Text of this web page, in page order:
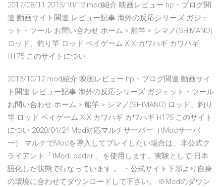
2017/08/11 2013/10/12 mod紹介 映画レビュー hp・ブログ関
連 動画サイト関連 レビュー記事 海外の反応シリーズ ガジェ
ット・ツール お問い合わせ ホーム > 船竿 > シマノ(SHIMANO)
ロッド、釣り竿 ロッド ベイゲーム X X カワハギ カワハギ
H175 このサイトについ
2013/10/12 mod紹介 映画レビュー hp・ブログ関連 動画サイ
ト関連 レビュー記事 海外の反応シリーズ ガジェット・ツール
お問い合わせ ホーム > 船竿 > シマノ(SHIMANO) ロッド、釣り
竿 ロッド ベイゲーム X X カワハギ カワハギ H175 このサイト
につい 2020/04/24 Mod対応マルチサーバー（tModサーバ
ー） マルチでModを導入してプレイしたい場合は、非公式ク
ライアント「tModLoader 」を使用します。実験として 日本
語化した状態で行なっています 。 ・公式サイト下部より自身
の環境に合わせてダウンロードして下さい。 ※Modのダウン